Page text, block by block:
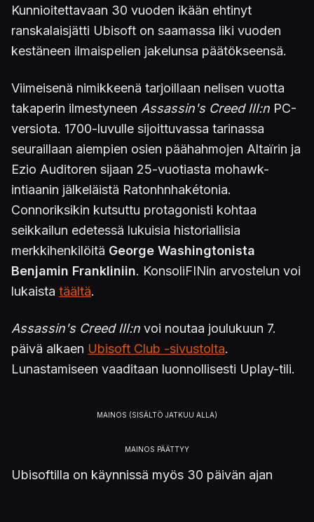
Kunnioitettavaan 30 vuoden ikään ehtinyt
ranskalaisjätti Ubisoft on saamassa liki vuoden
kestäneen ilmaispelien jakelunsa päätökseensä.
Viimeisenä nimikkeenä tarjoillaan nelisen vuotta
takaperin ilmestyneen Assassin's Creed III:n PC-
versiota. 1700-luvulle sijoittuvassa tarinassa
seuraillaan aiempien osien päähahmojen Altaïrin ja
Ezio Auditoren sijaan 25-vuotiasta mohawk-
intiaanin jälkeläistä Ratonhnhakétonia.
Connoriksikin kutsuttu protagonisti kohtaa
seikkailun edetessä lukuisia historiallisia
merkkihenkilöitä George Washingtonista
Benjamin Frankliniin. KonsoliFINin arvostelun voi
lukaista täältä.
Assassin's Creed III:n voi noutaa joulukuun 7.
päivä alkaen Ubisoft Club -sivustolta.
Lunastamiseen vaaditaan luonnollisesti Uplay-tili.
Ubisoftilla on käynnissä myös 30 päivän ajan